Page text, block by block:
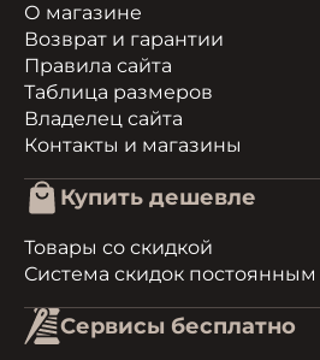
О магазине
Возврат и гарантии
Правила сайта
Таблица размеров
Владелец сайта
Контакты и магазины
Купить дешевле
Товары со скидкой
Система скидок постоянным
Сервисы бесплатно